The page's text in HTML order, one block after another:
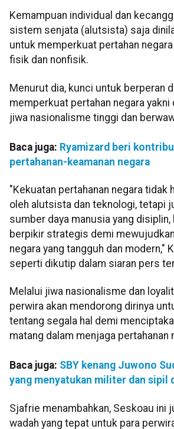
Kemampuan individual dan
sistem senjata (alutsista) saja
untuk memperkuat pertahan
fisik dan nonfisik.
Menurut dia, kunci untuk berperan
memperkuat pertahan negara yakni
jiwa nasionalisme tinggi dan
Baca juga: Ryamizard beri
pertahanan-keamanan negara
"Kekuatan pertahanan negara tidak
oleh alutsista dan teknologi, tetapi
sumber daya manusia yang disiplin,
berpikir strategis demi
negara yang tangguh dan modern,"
seperti dikutip dalam siaran pers
Melalui jiwa nasionalisme dan
perwira akan mendorong dirinya
tentang segala hal demi
matang dalam menjaga pertahanan
Baca juga: SBY kenang Juwono
yang menyatukan militer dan sipil
Sjafrie menambahkan, Seskoau ini
wadah yang tepat untuk para